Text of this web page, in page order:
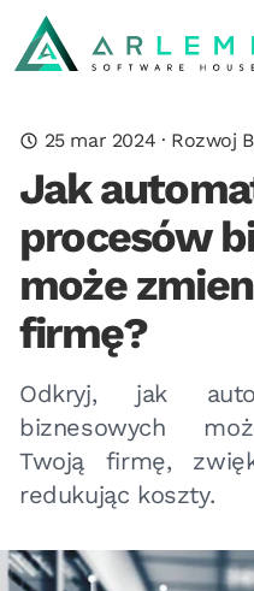
25 mar 2024 · Rozwoj
Jak
procesów
może
firmę?
Odkryj, jak
biznesowych
Twoją firmę,
redukując koszty.